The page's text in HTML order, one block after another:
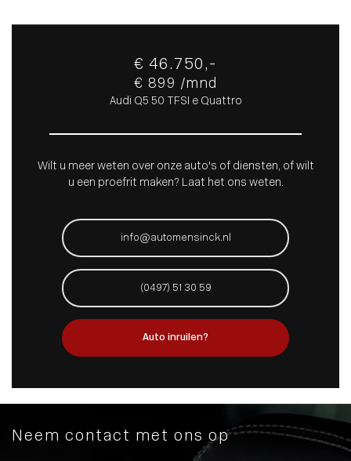
€ 46.750,-
€ 899 /mnd
Audi Q5 50 TFSI e Quattro
Wilt u meer weten over onze auto's of diensten, of wilt
u een proefrit maken? Laat het ons weten.
info@automensinck.nl
(0497) 51 30 59
Auto inruilen?
Neem contact met ons op